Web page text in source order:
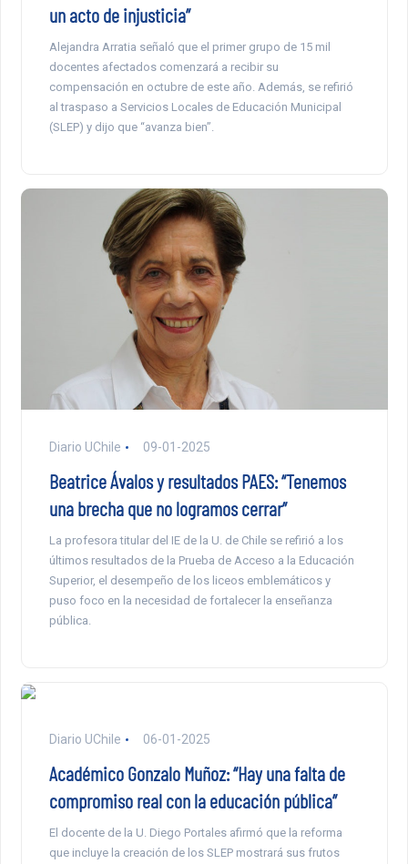
un acto de injusticia”
Alejandra Arratia señaló que el primer grupo de 15 mil
docentes afectados comenzará a recibir su
compensación en octubre de este año. Además, se refirió
al traspaso a Servicios Locales de Educación Municipal
(SLEP) y dijo que “avanza bien”.
Diario UChile 09-01-2025
Beatrice Ávalos y resultados PAES: “Tenemos
una brecha que no logramos cerrar”
La profesora titular del IE de la U. de Chile se refirió a los
últimos resultados de la Prueba de Acceso a la Educación
Superior, el desempeño de los liceos emblemáticos y
puso foco en la necesidad de fortalecer la enseñanza
pública.
Diario UChile 06-01-2025
Académico Gonzalo Muñoz: “Hay una falta de
compromiso real con la educación pública”
El docente de la U. Diego Portales afirmó que la reforma
que incluye la creación de los SLEP mostrará sus frutos